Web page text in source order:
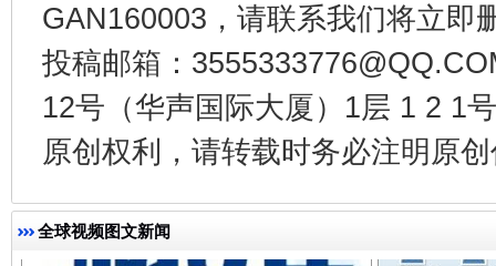
GAN160003，请联系我们将立即
投稿邮箱：
12号（华声国际大厦）1层 1 2 1
原创权利，请转载时务必注明原
全球视频图文新闻一批国家标准开始实施